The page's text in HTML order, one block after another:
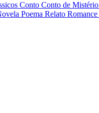
Conto Conto de Mistério
Poema Relato Romance